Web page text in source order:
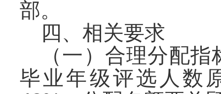
部。
四、相关要求
（一）合理分配
毕业年级评选人数